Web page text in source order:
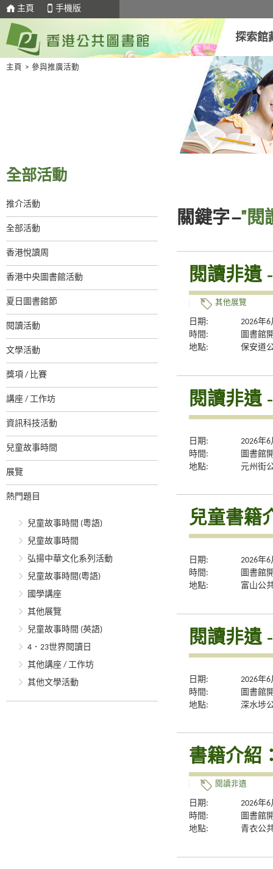
主頁 手機版
探索館
主頁 > 參與推廣活動
全部活動
推介活動
全部活動
香港悅讀周
香港中央圖書館活動
夏日圖書館節
閱讀活動
文學活動
獎項 / 比賽
講座 / 工作坊
資訊科技活動
兒童故事時間
展覽
熱門題目
兒童故事時間 (粵語)
兒童故事時間
弘揚中華文化系列活動
兒童故事時間(粵語)
國學講座
其他展覽
兒童故事時間 (英語)
4．23世界閱讀日
其他講座 / 工作坊
其他文學活動
關鍵字–"閱
閱讀非遺
其他展覽
日期:
2026年
時間:
圖書館
地點:
保安道
閱讀非遺
日期:
2026年
時間:
圖書館
地點:
元州街
兒童書籍
日期:
2026年
時間:
圖書館
地點:
富山公
閱讀非遺
日期:
2026年
時間:
圖書館
地點:
深水埗
書籍介紹
閱讀非遺
日期:
2026年
時間:
圖書館
地點:
青衣公